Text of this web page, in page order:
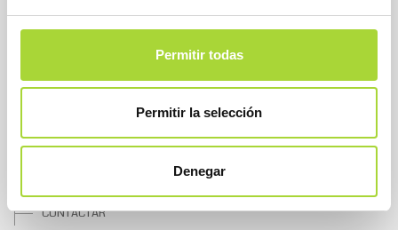
Permitir todas
Permitir la selección
Denegar
SOBRE BIOSIM
JUNTA DIRECTIVA
ASOCIADOS
CONTACTAR